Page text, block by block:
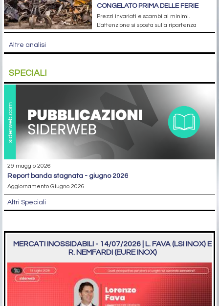
CONGELATO PRIMA DELLE FERIE
Prezzi invariati e scambi ai minimi.
L’attenzione si sposta sulla ripartenza
Altre analisi
SPECIALI
29 maggio 2026
report banda stagnata - giugno 2026
Aggiornamento Giugno 2026
Altri Speciali
MERCATI INOSSIDABILI - 14/07/2026 | L. FAVA (LSI INOX) E
R. NEMFARDI (EURE INOX)